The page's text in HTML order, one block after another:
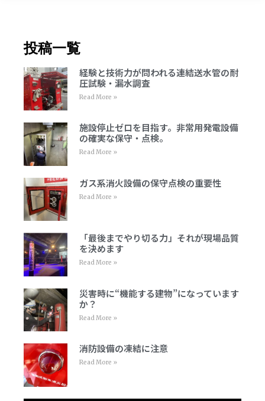
投稿一覧
経験と技術力が問われる連結送水管の耐
圧試験・漏水調査
Read More »
施設停止ゼロを目指す。非常用発電設備
の確実な保守・点検。
Read More »
ガス系消火設備の保守点検の重要性
Read More »
「最後までやり切る力」それが現場品質
を決めます
Read More »
災害時に“機能する建物”になっています
か？
Read More »
消防設備の凍結に注意
Read More »